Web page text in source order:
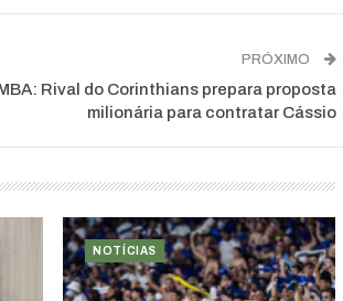
PRÓXIMO
Rival do Corinthians prepara proposta
milionária para contratar Cássio
NOTÍCIAS